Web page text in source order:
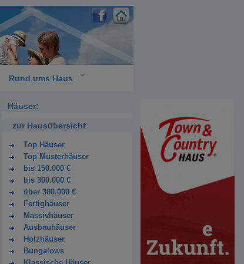
Rund ums Haus
Häuser:
zur Hausübersicht
Top Häuser
Top Musterhäuser
bis 150.000 €
bis 300.000 €
über 300.000 €
Fertighäuser
Massivhäuser
Ausbauhäuser
Holzhäuser
Bungalows